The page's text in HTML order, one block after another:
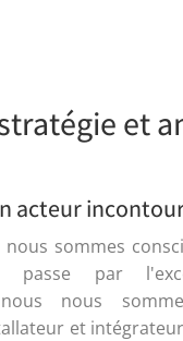
et
acteur
nous sommes
passe par
nous
et